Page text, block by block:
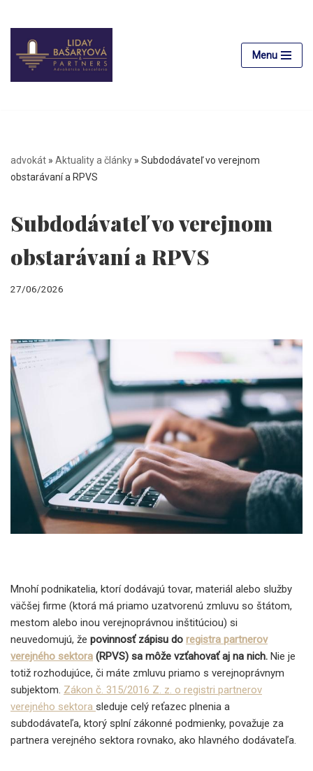
Preskočiť
na
obsah
Menu
advokát » Aktuality a články » Subdodávateľ vo verejnom
obstarávaní a RPVS
Subdodávateľ vo verejnom
obstarávaní a RPVS
27/06/2026
Mnohí podnikatelia, ktorí dodávajú tovar, materiál alebo služby
väčšej firme (ktorá má priamo uzatvorenú zmluvu so štátom,
mestom alebo inou verejnoprávnou inštitúciou) si
neuvedomujú, že povinnosť zápisu do registra partnerov
verejného sektora (RPVS) sa môže vzťahovať aj na nich. Nie je
totiž rozhodujúce, či máte zmluvu priamo s verejnoprávnym
subjektom. Zákon č. 315/2016 Z. z. o registri partnerov
verejného sektora sleduje celý reťazec plnenia a
subdodávateľa, ktorý splní zákonné podmienky, považuje za
partnera verejného sektora rovnako, ako hlavného dodávateľa.